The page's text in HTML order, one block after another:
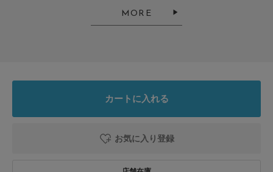
no name
バックルの部分が可愛くて、ホールレスなものが欲しかったので購入しまし
た部分の両脇に跡がくっきり残ってしまいます。不良品？と思いましたが、
同じようなレビューを見たのでデフォルトなんだと思います。毎回つける場
締める必要があるので使い方難しいです。
MORE
カートに入れる
お気に入り登録